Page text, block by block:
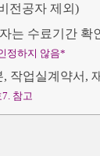
전공자 제외)
는 수료기간 확
정하지 않음*
작업실계약서,
참고